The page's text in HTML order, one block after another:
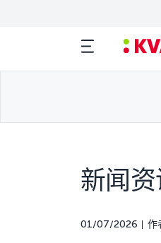
新闻
01/07/2026 作